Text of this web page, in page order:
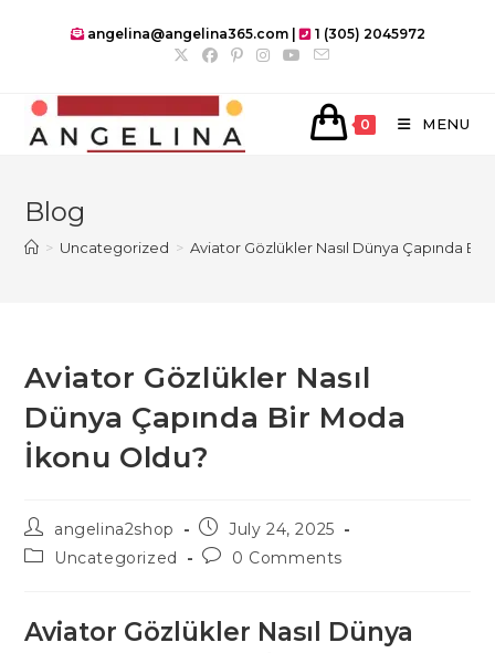
angelina@angelina365.com | 1 (305) 2045972
0 MENU
Blog
> Uncategorized > Aviator Gözlükler Nasıl Dünya Çapında
Aviator Gözlükler Nasıl
Dünya Çapında Bir Moda
İkonu Oldu?
Post
author:
angelina2shop
Post
published:
July 24, 2025
PostUncategorized
Post0 Comments
Aviator Gözlükler Nasıl Dünya